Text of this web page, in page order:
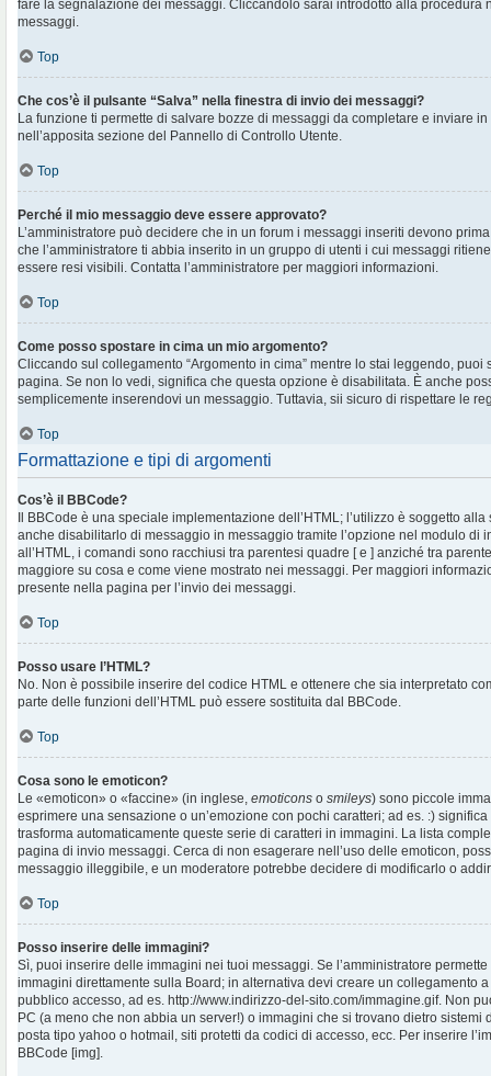
fare la segnalazione dei messaggi. Cliccandolo sarai introdotto alla procedura
messaggi.
Top
Che cos’è il pulsante “Salva” nella finestra di invio dei messaggi?
La funzione ti permette di salvare bozze di messaggi da completare e inviare
nell’apposita sezione del Pannello di Controllo Utente.
Top
Perché il mio messaggio deve essere approvato?
L’amministratore può decidere che in un forum i messaggi inseriti devono
che l’amministratore ti abbia inserito in un gruppo di utenti i cui messaggi
essere resi visibili. Contatta l’amministratore per maggiori informazioni.
Top
Come posso spostare in cima un mio argomento?
Cliccando sul collegamento “Argomento in cima” mentre lo stai leggendo,
pagina. Se non lo vedi, significa che questa opzione è disabilitata. È anche
semplicemente inserendovi un messaggio. Tuttavia, sii sicuro di rispettare le
Top
Formattazione e tipi di argomenti
Cos’è il BBCode?
Il BBCode è una speciale implementazione dell’HTML; l’utilizzo è soggetto
anche disabilitarlo di messaggio in messaggio tramite l’opzione nel modulo di
all’HTML, i comandi sono racchiusi tra parentesi quadre [ e ] anziché tra
maggiore su cosa e come viene mostrato nei messaggi. Per maggiori
presente nella pagina per l’invio dei messaggi.
Top
Posso usare l’HTML?
No. Non è possibile inserire del codice HTML e ottenere che sia interpretato
parte delle funzioni dell’HTML può essere sostituita dal BBCode.
Top
Cosa sono le emoticon?
Le «emoticon» o «faccine» (in inglese, emoticons o smileys) sono piccole
esprimere una sensazione o un’emozione con pochi caratteri; ad es. :)
trasforma automaticamente queste serie di caratteri in immagini. La lista
pagina di invio messaggi. Cerca di non esagerare nell’uso delle emoticon,
messaggio illeggibile, e un moderatore potrebbe decidere di modificarlo o
Top
Posso inserire delle immagini?
Sì, puoi inserire delle immagini nei tuoi messaggi. Se l’amministratore
immagini direttamente sulla Board; in alternativa devi creare un collegamento
pubblico accesso, ad es. http://www.indirizzo-del-sito.com/immagine.gif. Non
PC (a meno che non abbia un server!) o immagini che si trovano dietro sistemi
posta tipo yahoo o hotmail, siti protetti da codici di accesso, ecc. Per inserire
BBCode [img].